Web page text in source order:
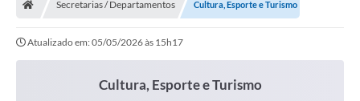
Secretarias / Departamentos Cultura, Esporte e Turismo
Atualizado em: 05/05/2026 às 15h17
Cultura, Esporte e Turismo